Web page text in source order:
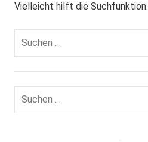
Vielleicht hilft die Suchfunktion.
Suchen
nach:
Suchen
nach: